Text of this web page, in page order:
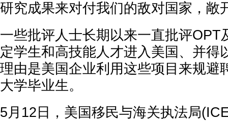
研究成果来对付我们的敌对国家，敞
一些批评人士长期以来一直批评OPT
定学生和高技能人才进入美国、并得
理由是美国企业利用这些项目来规避
大学毕业生。
5月12日，美国移民与海关执法局